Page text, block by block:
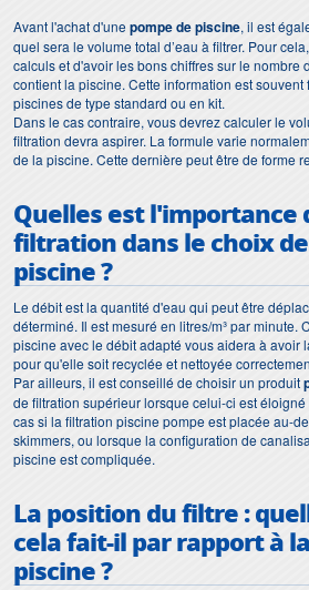
Avant l'achat d'unepompe de piscine, il est
quel sera le volume total d’eau à filtrer. Pour
calculs et d'avoir les bons chiffres sur le nombre
contient la piscine. Cette information est
piscines de type standard ou en kit.
Dans le cas contraire, vous devrez calculer le
filtration devra aspirer. La formule varie
de la piscine. Cette dernière peut être de forme
Quelles est l'importance
filtration dans le choix
piscine ?
Le débit est la quantité d'eau qui peut être
déterminé. Il est mesuré en litres/m³ par minute.
piscine avec le débit adapté vous aidera à avoir
pour qu'elle soit recyclée et nettoyée
Par ailleurs, il est conseillé de choisir un produit
de filtration supérieur lorsque celui-ci est
cas si la filtration piscine pompe est placée au-
skimmers, ou lorsque la configuration de
piscine est compliquée.
La position du filtre :
cela fait-il par rapport à la
piscine ?